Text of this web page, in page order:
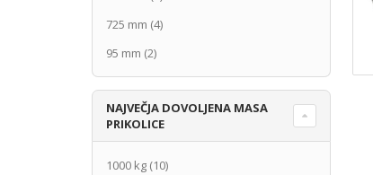
725 mm (4)
95 mm (2)
NAJVEČJA DOVOLJENA MASA
PRIKOLICE
1000 kg (10)